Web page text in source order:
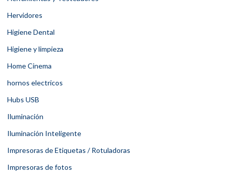
Hervidores
Higiene Dental
Higiene y limpieza
Home Cinema
hornos electricos
Hubs USB
Iluminación
Iluminación Inteligente
Impresoras de Etiquetas / Rotuladoras
Impresoras de fotos